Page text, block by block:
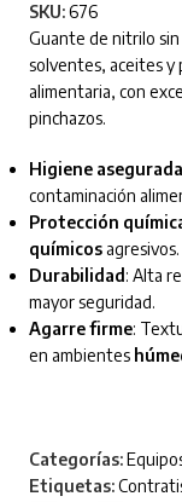
SKU:676
Guante de nitrilo sin
solventes, aceites y
alimentaria, con
pinchazos.
Higiene asegurada
contaminación
Protección
químicosagresivos.
Durabilidad : Alta
mayor seguridad.
Agarre firme:
en ambientes
Categorías:
Etiquetas: